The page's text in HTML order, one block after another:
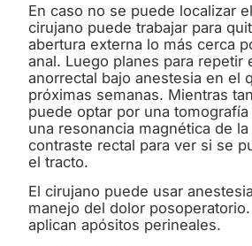
En caso no se puede localizar
cirujano puede trabajar para
abertura externa lo más cerca
anal. Luego planes para repetir
anorrectal bajo anestesia en el
próximas semanas. Mientras
puede optar por una
una resonancia magnética de
contraste rectal para ver si se
el tracto.
El cirujano puede usar
manejo del dolor
aplican apósitos perineales.